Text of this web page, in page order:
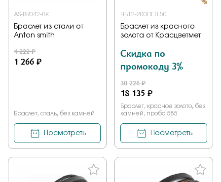
AS-BR042-BK
Браслет из стали от
Anton smith
4 222 ₽
1 266 ₽
Браслет, сталь, без камней
Посмотреть
НБ12-200ПГ 0,50
Браслет из красного
золота от Красцветмет
Скидка по
промокоду 3%
30 226 ₽
18 135 ₽
Браслет, красное золото, без
камней, проба 585
Посмотреть